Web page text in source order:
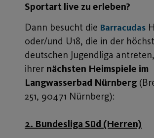
Sportart live zu erleben?
Dann besucht die Barracudas
oder/und U18, die in der
deutschen Jugendliga
ihrer nächsten Heimspiele im
Langwasserbad Nürnberg
251, 90471 Nürnberg):
2. Bundesliga Süd (Herren)